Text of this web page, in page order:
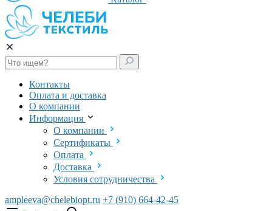
Контакты
Оплата и доставка
О компании
Информация
О компании
Сертификаты
Оплата
Доставка
Условия сотрудничества
ampleeva@chelebiopt.ru +7 (910) 664-42-45